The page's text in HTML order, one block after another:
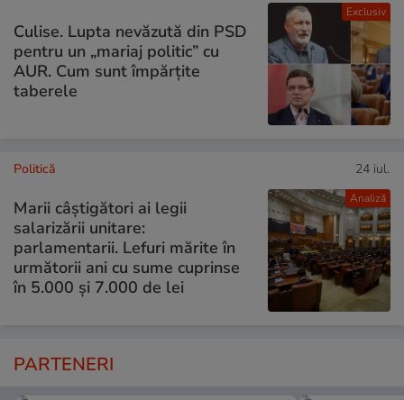
Exclusiv
Culise. Lupta nevăzută din PSD
pentru un „mariaj politic” cu
AUR. Cum sunt împărțite
taberele
Analiză
Politică 24 iul.
Marii câștigători ai legii
salarizării unitare:
parlamentarii. Lefuri mărite în
următorii ani cu sume cuprinse
în 5.000 și 7.000 de lei
PARTENERI